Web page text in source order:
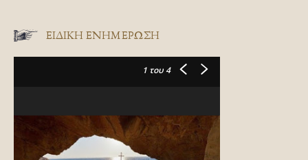
ΕΙΔΙΚΉ ΕΝΗΜΈΡΩΣΗ
1 του 4